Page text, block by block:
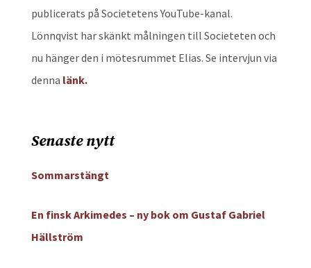
publicerats på Societetens YouTube-kanal.
Lönnqvist har skänkt målningen till Societeten och
nu hänger den i mötesrummet Elias. Se intervjun via
denna länk.
Senaste nytt
Sommarstängt
En finsk Arkimedes – ny bok om Gustaf Gabriel
Hällström